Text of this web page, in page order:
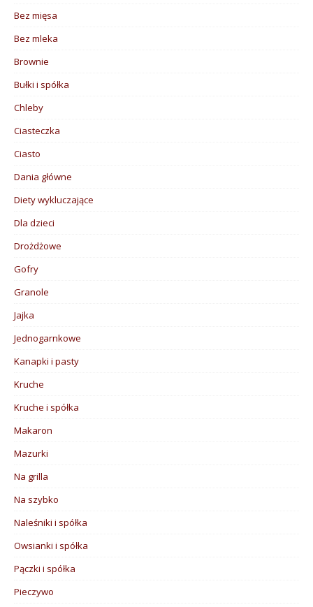
Bez mięsa
Bez mleka
Brownie
Bułki i spółka
Chleby
Ciasteczka
Ciasto
Dania główne
Diety wykluczające
Dla dzieci
Drożdżowe
Gofry
Granole
Jajka
Jednogarnkowe
Kanapki i pasty
Kruche
Kruche i spółka
Makaron
Mazurki
Na grilla
Na szybko
Naleśniki i spółka
Owsianki i spółka
Pączki i spółka
Pieczywo